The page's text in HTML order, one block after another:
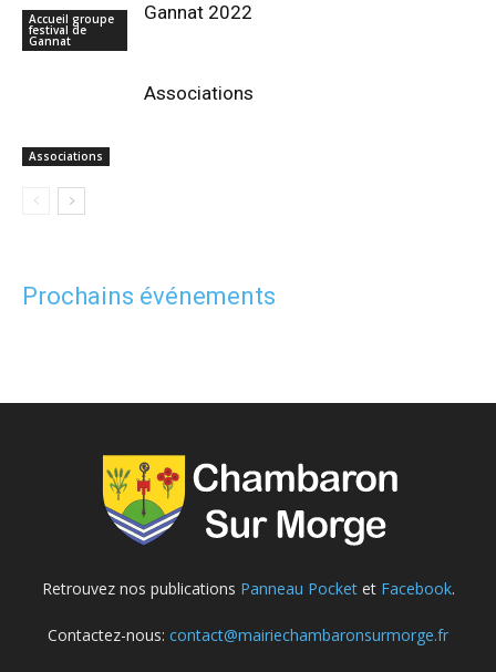
Accueil groupe
festival de
Gannat
Gannat 2022
Associations
Associations
Prochains événements
Retrouvez nos publications Panneau Pocketet Facebook.
Contactez-nous: contact@mairiechambaronsurmorge.fr